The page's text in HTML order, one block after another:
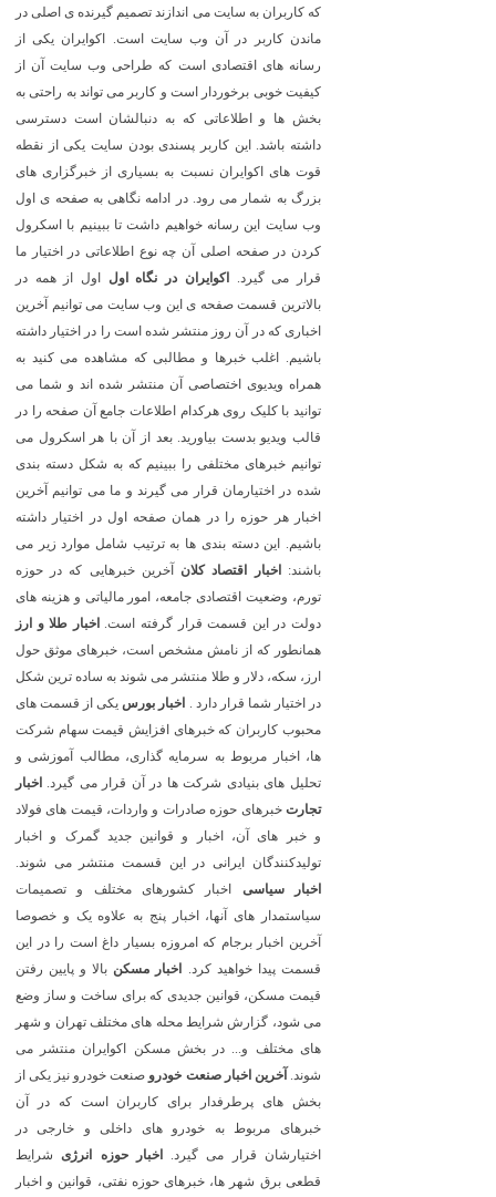
که کاربران به سایت می اندازند تصمیم گیرنده ی اصلی در
ماندن کاربر در آن وب سایت است. اکوایران یکی از
رسانه های اقتصادی است که طراحی وب سایت آن از
کیفیت خوبی برخوردار است و کاربر می تواند به راحتی به
بخش ها و اطلاعاتی که به دنبالشان است دسترسی
داشته باشد. این کاربر پسندی بودن سایت یکی از نقطه
قوت های اکوایران نسبت به بسیاری از خبرگزاری های
بزرگ به شمار می رود. در ادامه نگاهی به صفحه ی اول
وب سایت این رسانه خواهیم داشت تا ببینیم با اسکرول
کردن در صفحه اصلی آن چه نوع اطلاعاتی در اختیار ما
قرار می گیرد.
اکوایران در نگاه اولاول از همه در
بالاترین قسمت صفحه ی این وب سایت می توانیم آخرین
اخباری که در آن روز منتشر شده است را در اختیار داشته
باشیم. اغلب خبرها و مطالبی که مشاهده می کنید به
همراه ویدیوی اختصاصی آن منتشر شده اند و شما می
توانید با کلیک روی هرکدام اطلاعات جامع آن صفحه را در
قالب ویدیو بدست بیاورید. بعد از آن با هر اسکرول می
توانیم خبرهای مختلفی را ببینیم که به شکل دسته بندی
شده در اختیارمان قرار می گیرند و ما می توانیم آخرین
اخبار هر حوزه را در همان صفحه اول در اختیار داشته
باشیم. این دسته بندی ها به ترتیب شامل موارد زیر می
باشند:
اخبار اقتصاد کلان
آخرین خبرهایی که در حوزه
تورم، وضعیت اقتصادی جامعه، امور مالیاتی و هزینه های
دولت در این قسمت قرار گرفته است. اخبار طلا و ارز
همانطور که از نامش مشخص است، خبرهای موثق حول
ارز، سکه، دلار و طلا منتشر می شوند به ساده ترین شکل
در اختیار شما قرار دارد . اخبار بورسیکی از قسمت های
محبوب کاربران که خبرهای افزایش قیمت سهام شرکت
ها، اخبار مربوط به سرمایه گذاری، مطالب آموزشی و
تحلیل های بنیادی شرکت ها در آن قرار می گیرد. اخبار
تجارت خبرهای حوزه صادرات و واردات، قیمت های فولاد
و خبر های آن، اخبار و قوانین جدید گمرک و اخبار
تولیدکنندگان ایرانی در این قسمت منتشر می شوند.
اخبار سیاسی
اخبار کشورهای مختلف و تصمیمات
سیاستمدار های آنها، اخبار پنج به علاوه یک و خصوصا
آخرین اخبار برجام که امروزه بسیار داغ است را در این
قسمت پیدا خواهید کرد.
اخبار مسکن بالا و پایین رفتن
قیمت مسکن، قوانین جدیدی که برای ساخت و ساز وضع
می شود، گزارش شرایط محله های مختلف تهران و شهر
های مختلف و... در بخش مسکن اکوایران منتشر می
شوند. آخرین اخبار صنعت خودرو صنعت خودرو نیز یکی از
بخش های پرطرفدار برای کاربران است که در آن
خبرهای مربوط به خودرو های داخلی و خارجی در
اختیارشان قرار می گیرد.
اخبار حوزه انرژیشرایط
قطعی برق شهر ها، خبرهای حوزه نفتی، قوانین و اخبار